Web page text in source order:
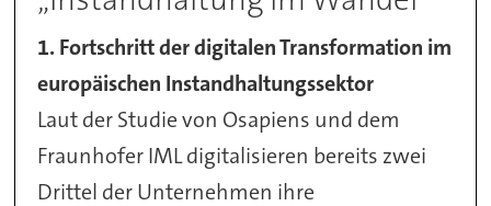
1. Fortschritt der digitalen Transformation im
europäischen Instandhaltungssektor
Laut der Studie von Osapiens und dem
Fraunhofer IML digitalisieren bereits zwei
Drittel der Unternehmen ihre